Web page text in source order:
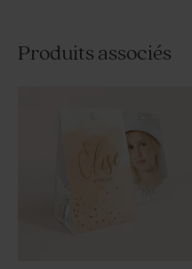
Produits associés